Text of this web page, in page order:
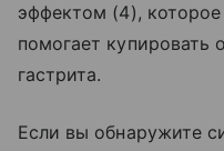
эффектом (4),
помогает купировать
гастрита.
Если вы обнаружите